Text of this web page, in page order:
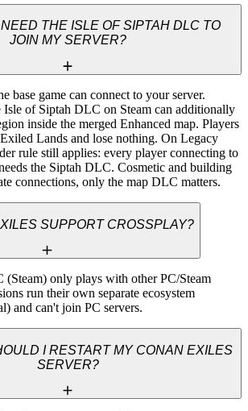
THE ISLE OF SIPTAH DLC TO
JOIN MY SERVER?
base game can connect to your server.
of Siptah DLC on Steam can additionally
inside the merged Enhanced map. Players
Lands and lose nothing. On Legacy
rule still applies: every player connecting to
the Siptah DLC. Cosmetic and building
connections, only the map DLC matters.
SUPPORT CROSSPLAY?
(Steam) only plays with other PC/Steam
run their own separate ecosystem
and can't join PC servers.
I RESTART MY CONAN EXILES
SERVER?